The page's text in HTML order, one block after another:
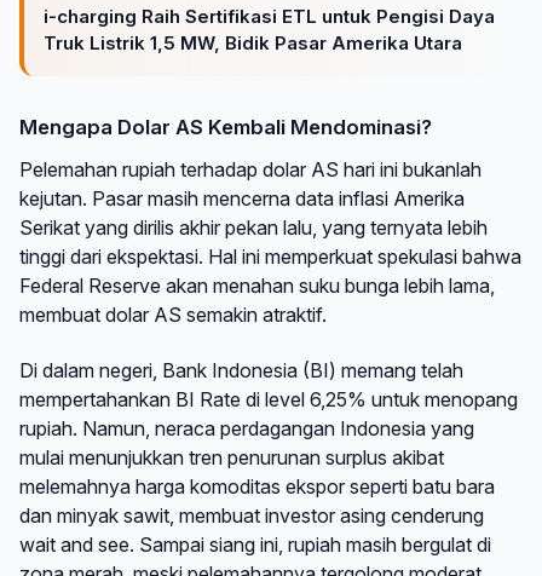
i-charging Raih Sertifikasi ETL untuk Pengisi Daya
Truk Listrik 1,5 MW, Bidik Pasar Amerika Utara
Mengapa Dolar AS Kembali Mendominasi?
Pelemahan rupiah terhadap dolar AS hari ini bukanlah
kejutan. Pasar masih mencerna data inflasi Amerika
Serikat yang dirilis akhir pekan lalu, yang ternyata lebih
tinggi dari ekspektasi. Hal ini memperkuat spekulasi bahwa
Federal Reserve akan menahan suku bunga lebih lama,
membuat dolar AS semakin atraktif.
Di dalam negeri, Bank Indonesia (BI) memang telah
mempertahankan BI Rate di level 6,25% untuk menopang
rupiah. Namun, neraca perdagangan Indonesia yang
mulai menunjukkan tren penurunan surplus akibat
melemahnya harga komoditas ekspor seperti batu bara
dan minyak sawit, membuat investor asing cenderung
wait and see. Sampai siang ini, rupiah masih bergulat di